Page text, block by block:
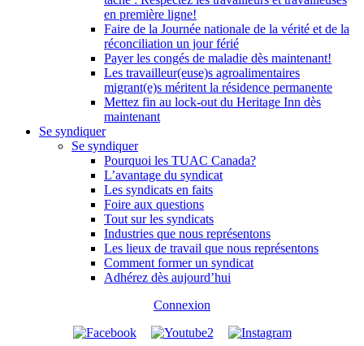
en première ligne!
Faire de la Journée nationale de la vérité et de la
réconciliation un jour férié
Payer les congés de maladie dès maintenant!
Les travailleur(euse)s agroalimentaires
migrant(e)s méritent la résidence permanente
Mettez fin au lock-out du Heritage Inn dès
maintenant
Se syndiquer
Se syndiquer
Pourquoi les TUAC Canada?
L’avantage du syndicat
Les syndicats en faits
Foire aux questions
Tout sur les syndicats
Industries que nous représentons
Les lieux de travail que nous représentons
Comment former un syndicat
Adhérez dès aujourd’hui
Connexion